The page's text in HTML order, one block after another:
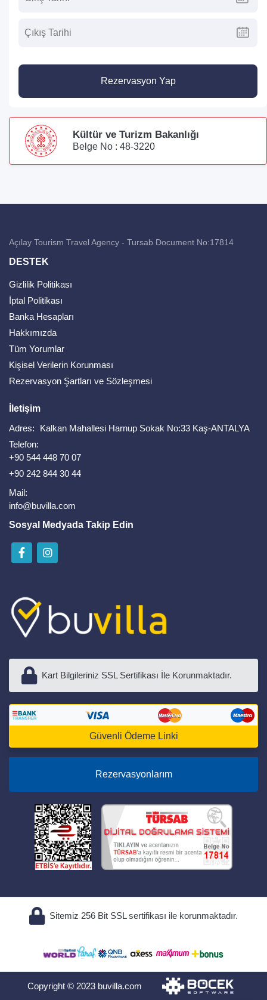
Rezervasyon Yap
Kültür ve Turizm Bakanlığı
Belge No : 48-3220
Açılay Tourism Travel Agency - Tursab Document No:17814
DESTEK
Gizlilik Politikası
İptal Politikası
Banka Hesapları
Hakkımızda
Tüm Yorumlar
Kişisel Verilerin Korunması
Rezervasyon Şartları ve Sözleşmesi
İletişim
Adres:
Kalkan Mahallesi Harnup Sokak No:33 Kaş-ANTALYA
Telefon:
+90 544 448 70 07
+90 242 844 30 44
Mail:
info@buvilla.com
Sosyal Medyada Takip Edin
Kart Bilgileriniz SSL Sertifikası İle Korunmaktadır.
Güvenli Ödeme Linki
Rezervasyonlarım
Sitemiz 256 Bit SSL sertifikası ile korunmaktadır.
Copyright © 2023 buvilla.com